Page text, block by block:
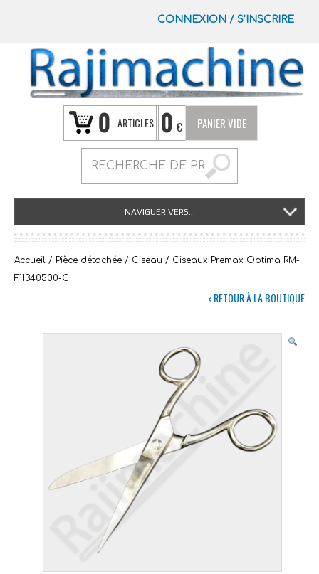
CONNEXION / S’INSCRIRE
0 ARTICLES 0 € PANIER VIDE
NAVIGUER VERS...
Accueil / Pièce détachée / Ciseau / Ciseaux Premax Optima RM-
F11340500-C
‹ RETOUR À LA BOUTIQUE